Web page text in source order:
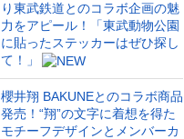
り東武鉄道とのコラボ企画の魅
力をアピール！「東武動物公園
に貼ったステッカーはぜひ探し
て！」
櫻井翔 BAKUNEとのコラボ商品
発売！“翔”の文字に着想を得た
モチーフデザインとメンバーカ